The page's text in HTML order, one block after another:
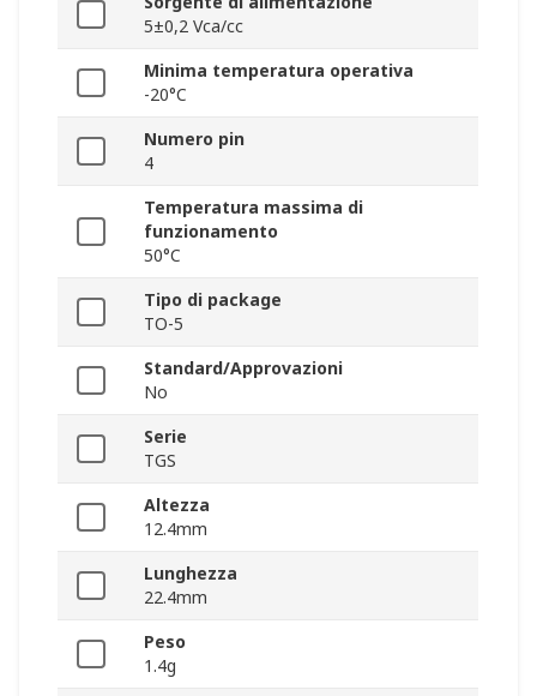
5±0,2 Vca/cc
Minima temperatura operativa
-20°C
Numero pin
4
Temperatura massima di
funzionamento
50°C
Tipo di package
TO-5
Standard/Approvazioni
No
Serie
TGS
Altezza
12.4mm
Lunghezza
22.4mm
Peso
1.4g